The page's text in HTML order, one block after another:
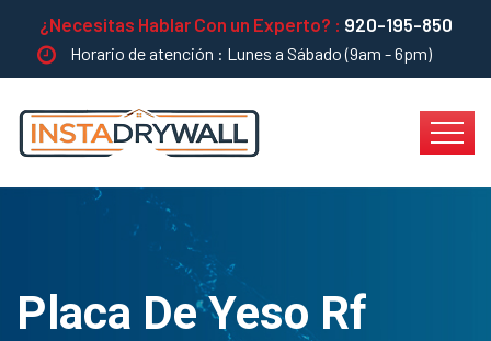
¿Necesitas Hablar Con un Experto? : 920-195-850
Horario de atención : Lunes a Sábado (9am - 6pm)
Placa De Yeso Rf